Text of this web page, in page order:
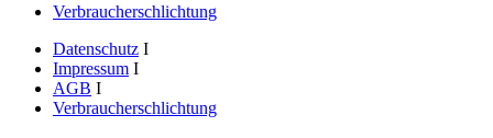
Verbraucherschlichtung
Datenschutz I
Impressum I
AGB I
Verbraucherschlichtung